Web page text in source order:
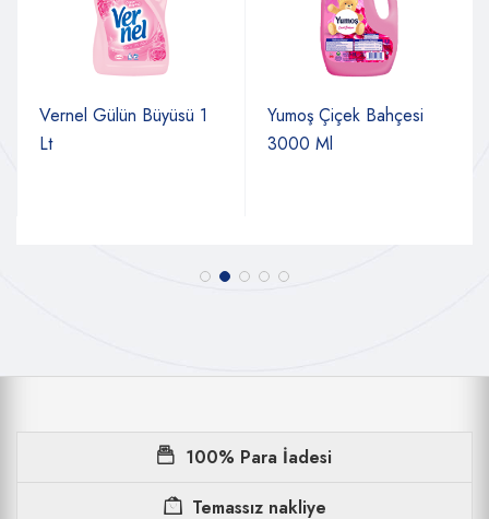
Vernel Gülün Büyüsü 1
Lt
Yumoş Çiçek Bahçesi
3000 Ml
100% Para İadesi
Temassız nakliye